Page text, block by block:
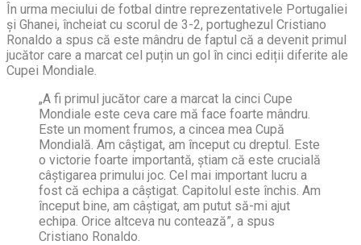
În urma meciului de fotbal dintre reprezentativele Portugaliei
și Ghanei, încheiat cu scorul de 3-2, portughezul Cristiano
Ronaldo a spus că este mândru de faptul că a devenit primul
jucător care a marcat cel puțin un gol în cinci ediții diferite ale
Cupei Mondiale.
„A fi primul jucător care a marcat la cinci Cupe
Mondiale este ceva care mă face foarte mândru.
Este un moment frumos, a cincea mea Cupă
Mondială. Am câştigat, am început cu dreptul. Este
o victorie foarte importantă, ştiam că este crucială
câştigarea primului joc. Cel mai important lucru a
fost că echipa a câştigat. Capitolul este închis. Am
început bine, am câştigat, am putut să-mi ajut
echipa. Orice altceva nu contează”, a spus
Cristiano Ronaldo.